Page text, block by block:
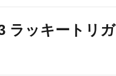
ラッキートリガ